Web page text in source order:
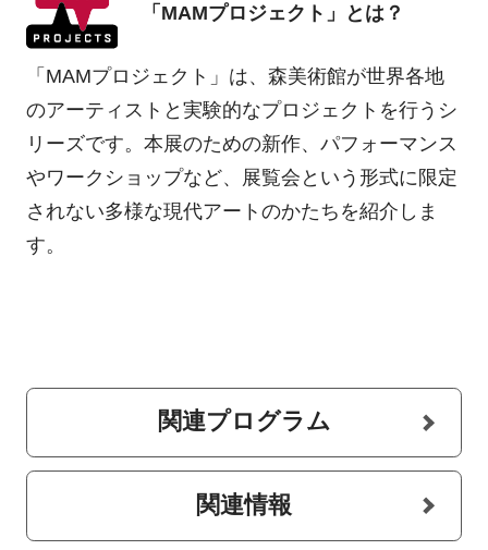
「MAMプロジェクト」とは？
「MAMプロジェクト」は、森美術館が世界各地
のアーティストと実験的なプロジェクトを行うシ
リーズです。本展のための新作、パフォーマンス
やワークショップなど、展覧会という形式に限定
されない多様な現代アートのかたちを紹介しま
す。
関連プログラム
関連情報